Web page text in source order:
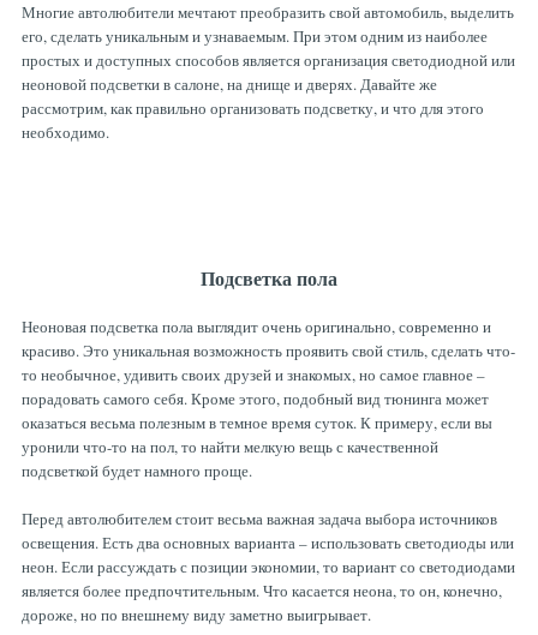
Многие автолюбители мечтают преобразить свой автомобиль, выделить
его, сделать уникальным и узнаваемым. При этом одним из наиболее
простых и доступных способов является организация светодиодной или
неоновой подсветки в салоне, на днище и дверях. Давайте же
рассмотрим, как правильно организовать подсветку, и что для этого
необходимо.
Подсветка пола
Неоновая подсветка пола выглядит очень оригинально, современно и
красиво. Это уникальная возможность проявить свой стиль, сделать что-
то необычное, удивить своих друзей и знакомых, но самое главное –
порадовать самого себя. Кроме этого, подобный вид тюнинга может
оказаться весьма полезным в темное время суток. К примеру, если вы
уронили что-то на пол, то найти мелкую вещь с качественной
подсветкой будет намного проще.
Перед автолюбителем стоит весьма важная задача выбора источников
освещения. Есть два основных варианта – использовать светодиоды или
неон. Если рассуждать с позиции экономии, то вариант со светодиодами
является более предпочтительным. Что касается неона, то он, конечно,
дороже, но по внешнему виду заметно выигрывает.
Рулевая системаМасло МОТОРНОЕ
ПРИВОДНОЙ РЕМЕНЬ
РОЛИКИ
ТОРМОЗНЫЕ КОЛОДКИ
ТОРМОЗНЫЕ ДИСКИ